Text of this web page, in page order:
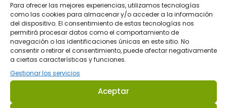
Para ofrecer las mejores experiencias, utilizamos tecnologías
como las cookies para almacenar y/o acceder a la información
del dispositivo. El consentimiento de estas tecnologías nos
permitirá procesar datos como el comportamiento de
navegación o las identificaciones únicas en este sitio. No
consentir o retirar el consentimiento, puede afectar negativamente
a ciertas características y funciones.
Gestionar los servicios
Aceptar
Envios en 48 / 72 horas.
En toda la Península